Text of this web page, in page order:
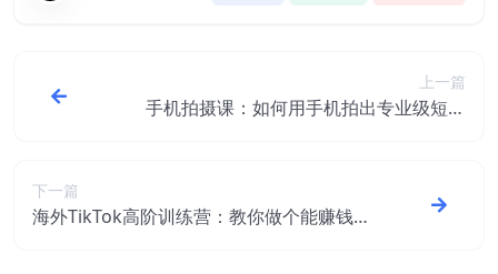
上一篇
手机拍摄课：如何用手机拍出专业级短视
下一篇
海外TikTok高阶训练营：教你做个能赚钱的